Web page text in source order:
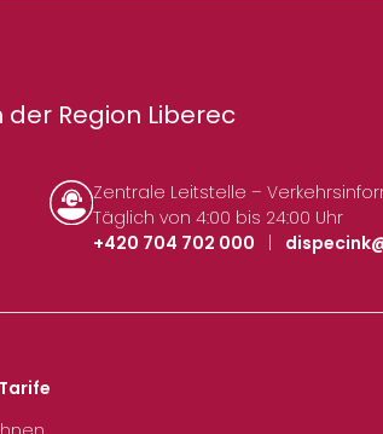
Region Liberec
Zentrale Leitstelle –
Täglich von 4:00 bis 24:00 Uhr
+420 704 702 000